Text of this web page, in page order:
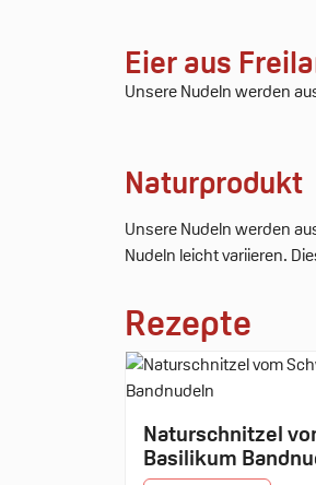
Eier aus
Unsere Nudeln werden
Naturprodukt
Unsere Nudeln werden
Nudeln leicht variieren.
Rezepte
Naturschnitzel
Basilikum